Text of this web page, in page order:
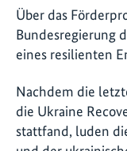
Über das
Bundesregierung
eines resilienten
Nachdem die
die Ukraine
stattfand, luden